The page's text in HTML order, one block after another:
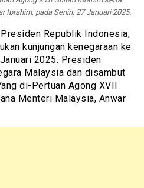
Ibrahim, pada Senin, 27 Januari 2025.
Presiden Republik Indonesia,
kunjungan kenegaraan ke
2025. Presiden
Malaysia dan disambut
di-Pertuan Agong XVII
Menteri Malaysia, Anwar